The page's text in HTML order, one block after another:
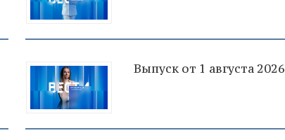
Выпуск от 1 августа 2026